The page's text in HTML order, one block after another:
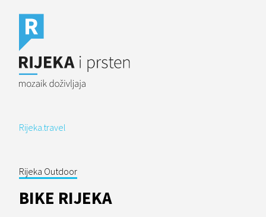
Rijeka.travel
Rijeka Outdoor
BIKE RIJEKA